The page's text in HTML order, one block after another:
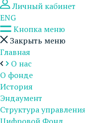
Личный кабинет
ENG
Кнопка меню
Закрыть меню
Главная
О нас
О фонде
История
Эндаумент
Структура